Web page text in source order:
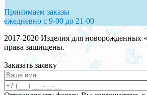
Принимаем заказы
ежедневно с 9-00 до 21-00
2017-2020 Изделия для новорожденных
права защищены.
Разработано
Manch24
Заказать заявку